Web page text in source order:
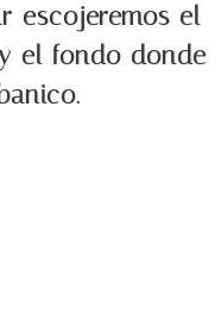
escojeremos el
el fondo donde